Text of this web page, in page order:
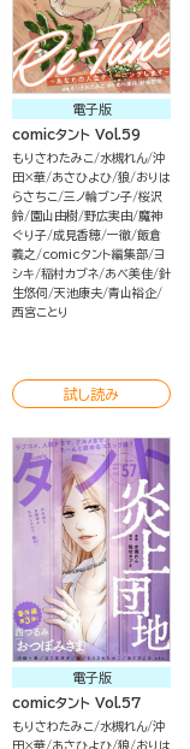
電子版
comicタント Vol.59
もりさわたみこ 水槻れん 沖
田×華 あさひよひ 狼 おりは
らさちこ 三ノ輪ブン子 桜沢
鈴 園山由樹 野広実由 魔神
ぐり子 成見香穂 一徹 飯倉
義之
comicタント編集部 ヨ
シキ 稲村カブネ あべ美佳 針
生悠伺 天池康夫 青山裕企
西宮ことり
試し読み
電子版
comicタント Vol.57
もりさわたみこ 水槻れん 沖
田×華 あさひよひ 狼 おりは